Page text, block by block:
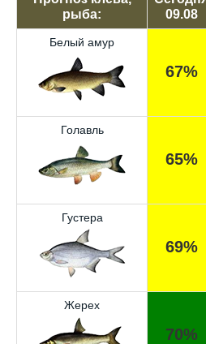
рыба:
09.08
Белый амур
67%
Голавль
65%
Густера
69%
Жерех
70%